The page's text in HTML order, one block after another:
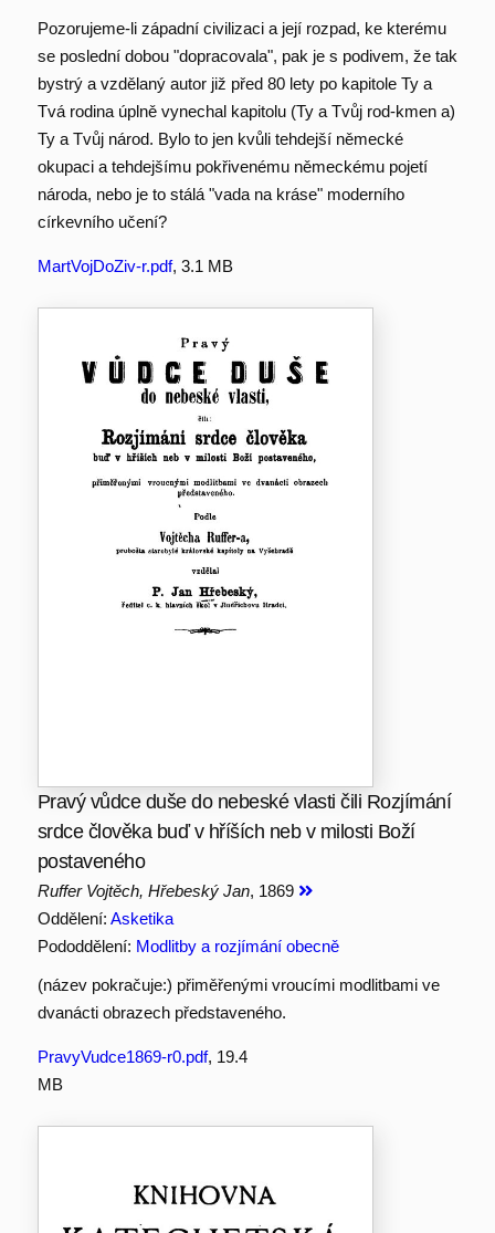
Pozorujeme-li západní civilizaci a její rozpad, ke kterému
se poslední dobou "dopracovala", pak je s podivem, že tak
bystrý a vzdělaný autor již před 80 lety po kapitole Ty a
Tvá rodina úplně vynechal kapitolu (Ty a Tvůj rod-kmen a)
Ty a Tvůj národ. Bylo to jen kvůli tehdejší německé
okupaci a tehdejšímu pokřivenému německému pojetí
národa, nebo je to stálá "vada na kráse" moderního
církevního učení?
MartVojDoZiv-r.pdf, 3.1 MB
Pravý vůdce duše do nebeské vlasti čili Rozjímání
srdce člověka buď v hříších neb v milosti Boží
postaveného
Ruffer Vojtěch, Hřebeský Jan, 1869
Oddělení: Asketika
Pododdělení: Modlitby a rozjímání obecně
(název pokračuje:) přiměřenými vroucími modlitbami ve
dvanácti obrazech představeného.
PravyVudce1869-r0.pdf, 19.4
MB